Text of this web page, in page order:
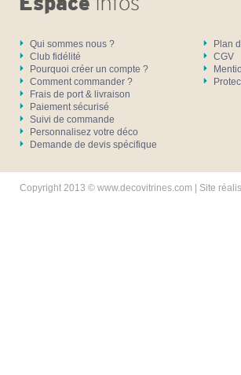
Qui sommes nous ?
Club fidélité
Pourquoi créer un compte ?
Comment commander ?
Frais de port & livraison
Paiement sécurisé
Suivi de commande
Personnalisez votre déco
Demande de devis spécifique
Plan
CGV
Copyright 2013 © www.decovitrines.com | Site